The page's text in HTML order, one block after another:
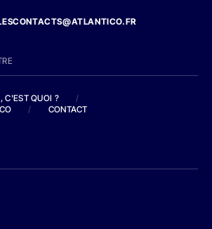
C'EST QUOI ?
/
/ CONTACT